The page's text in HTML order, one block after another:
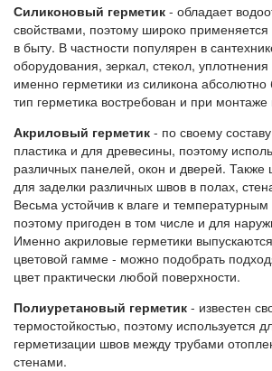
Силиконовый герметик - обладает
свойствами, поэтому широко применяется
в быту. В частности популярен в
оборудования, зеркал, стекол,
именно герметики из силикона
тип герметика востребован и при монтаже
Акриловый герметик - по своему
пластика и для древесины, поэтому
различных панелей, окон и дверей. Также
для заделки различных швов в полах,
Весьма устойчив к влаге и
поэтому пригоден в том числе и для
Именно акриловые герметики
цветовой гамме - можно подобрать
цвет практически любой поверхности.
Полиуретановый герметик - известен
термостойкостью, поэтому используется
герметизации швов между трубами
стенами.